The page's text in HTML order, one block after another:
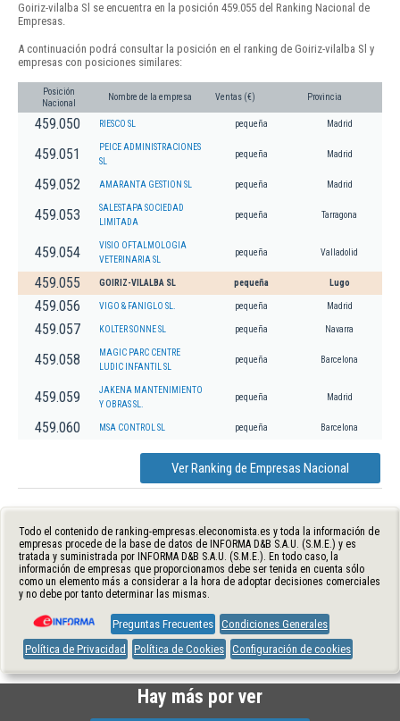
Goiriz-vilalba Sl se encuentra en la posición 459.055 del Ranking Nacional de
Empresas.
A continuación podrá consultar la posición en el ranking de Goiriz-vilalba Sl y
empresas con posiciones similares:
Posición
Nacional
Nombre de la empresa Ventas (€) Provincia
459.050 RIESCO SL pequeña Madrid
459.051
PEICE ADMINISTRACIONES
SL
pequeña Madrid
459.052 AMARANTA GESTION SL pequeña Madrid
459.053
SALESTAPA SOCIEDAD
LIMITADA
pequeña Tarragona
459.054
VISIO OFTALMOLOGIA
VETERINARIA SL
pequeña Valladolid
459.055 GOIRIZ-VILALBA SL pequeña Lugo
459.056 VIGO & FANIGLO SL. pequeña Madrid
459.057 KOLTER SONNE SL pequeña Navarra
459.058
MAGIC PARC CENTRE
LUDIC INFANTIL SL
pequeña Barcelona
459.059
JAKENA MANTENIMIENTO
Y OBRAS SL.
pequeña Madrid
459.060 MSA CONTROL SL pequeña Barcelona
Ver Ranking de Empresas Nacional
Todo el contenido de ranking-empresas.eleconomista.es y toda la información de
empresas procede de la base de datos de INFORMA D&B S.A.U. (S.M.E.) y es
tratada y suministrada por INFORMA D&B S.A.U. (S.M.E.). En todo caso, la
información de empresas que proporcionamos debe ser tenida en cuenta sólo
como un elemento más a considerar a la hora de adoptar decisiones comerciales
y no debe por tanto determinar las mismas.
Preguntas Frecuentes Condiciones Generales
Política de Privacidad
Política de Cookies Configuración de cookies
Hay más por ver